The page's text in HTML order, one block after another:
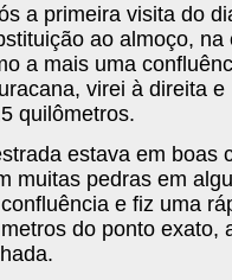
a primeira visita do
ao almoço,
a mais uma
virei à direita
quilômetros.
estava em boas
muitas pedras em
e fiz uma
do ponto exato,